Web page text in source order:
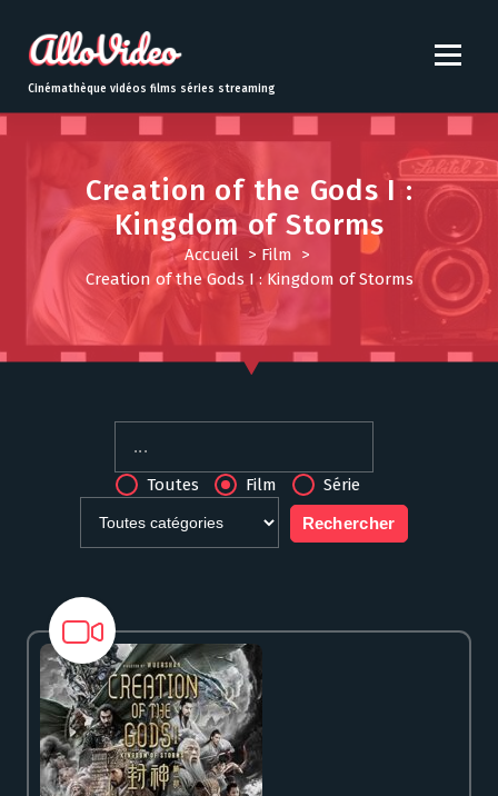
t
o
Cinémathèque vidéos films séries streaming
Creation of the Gods I :
Kingdom of Storms
Accueil> Film >
Creation of the Gods I : Kingdom of Storms
Toutes Film Série